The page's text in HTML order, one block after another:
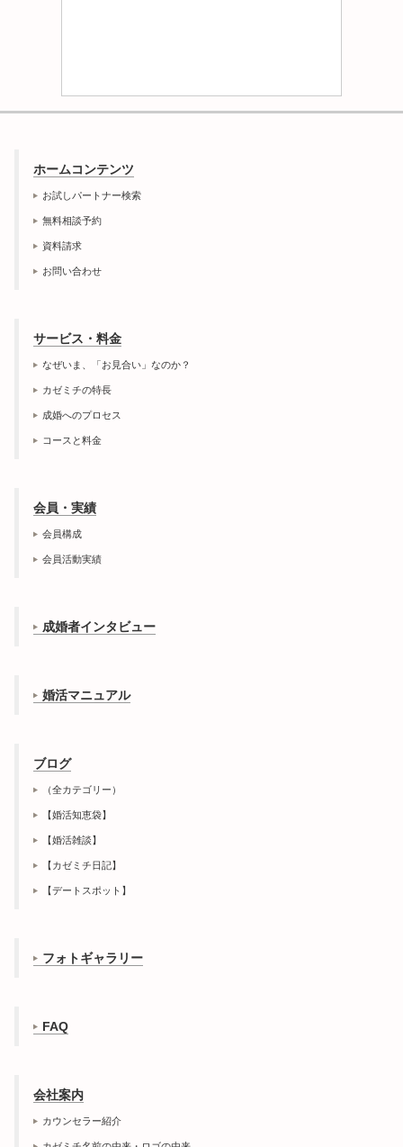
ホームコンテンツ
お試しパートナー検索
無料相談予約
資料請求
お問い合わせ
サービス・料金
なぜいま、「お見合い」なのか？
カゼミチの特長
成婚へのプロセス
コースと料金
会員・実績
会員構成
会員活動実績
成婚者インタビュー
婚活マニュアル
ブログ
（全カテゴリー）
【婚活知恵袋】
【婚活雑談】
【カゼミチ日記】
【デートスポット】
フォトギャラリー
FAQ
会社案内
カウンセラー紹介